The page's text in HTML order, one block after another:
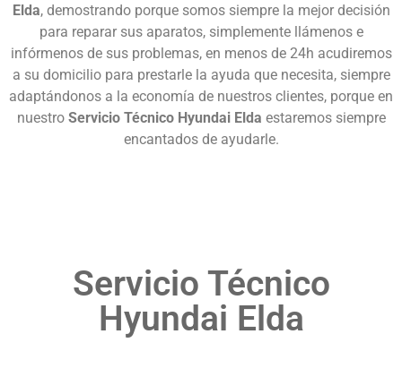
Elda, demostrando porque somos siempre la mejor decisión
para reparar sus aparatos, simplemente llámenos e
infórmenos de sus problemas, en menos de 24h acudiremos
a su domicilio para prestarle la ayuda que necesita, siempre
adaptándonos a la economía de nuestros clientes, porque en
nuestro Servicio Técnico Hyundai Elda estaremos siempre
encantados de ayudarle.
Servicio Técnico
Hyundai Elda